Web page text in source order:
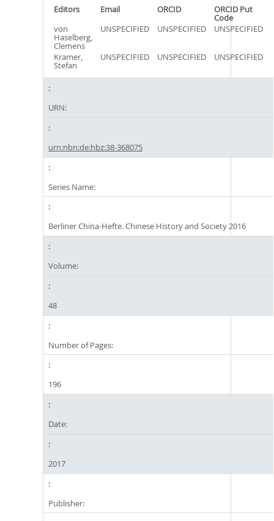
Editors Email ORCID ORCID Put
Code
von
Haselberg,
Clemens
UNSPECIFIED UNSPECIFIED UNSPECIFIED
Kramer,
Stefan
UNSPECIFIED UNSPECIFIED UNSPECIFIED
URN:
urn:nbn:de:hbz:38-368075
Series Name:
Berliner China-Hefte. Chinese History and Society 2016
Volume:
48
Number of Pages:
196
Date:
2017
Publisher: